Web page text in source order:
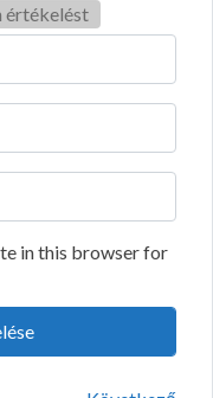
értékelést
in this browser for